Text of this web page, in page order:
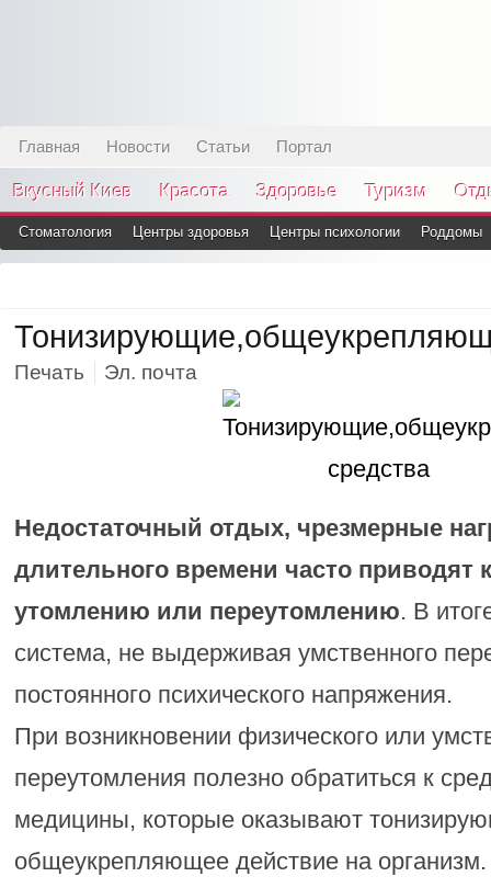
Главная Новости Статьи Портал
Вкусный Киев Красота Здоровье Туризм
Стоматология Центры здоровья Центры психологии Роддомы
Печать Эл. почта
Недостаточный отдых, чрезмерные
длительного времени часто приводят
утомлению или переутомлению. В
система, не выдерживая умственного
постоянного психического напряжения.
При возникновении физического или
переутомления полезно обратиться к
медицины, которые оказывают
общеукрепляющее действие на